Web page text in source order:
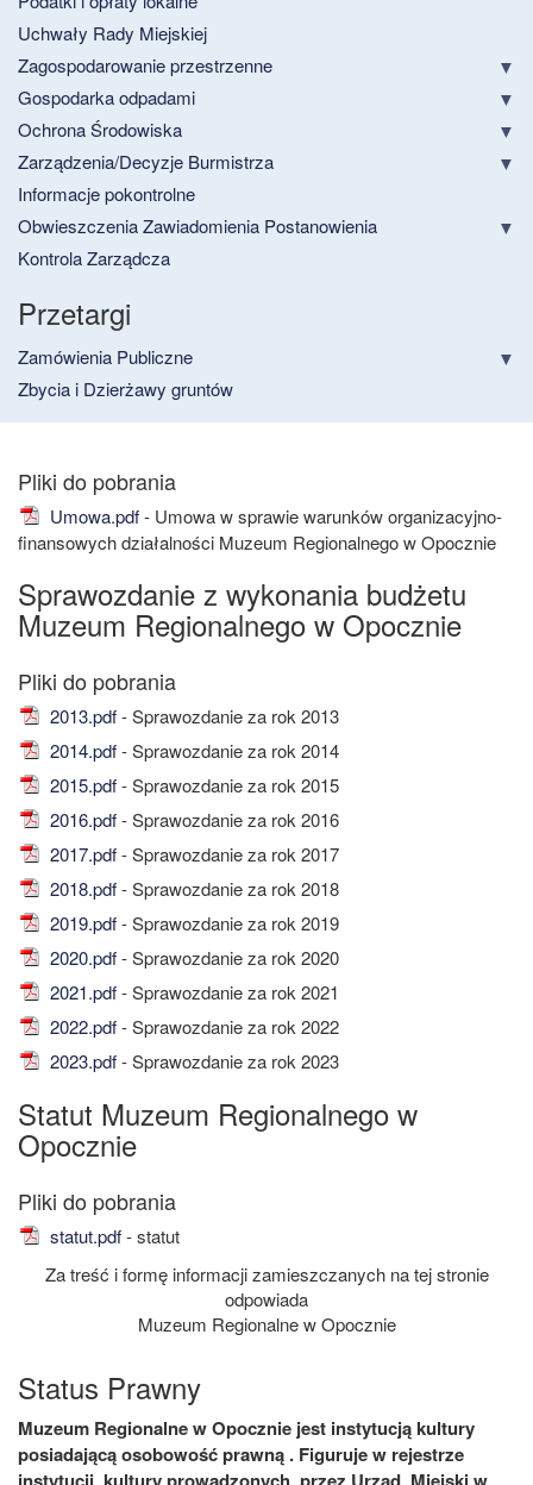
Uchwały Rady Miejskiej
Zagospodarowanie przestrzenne
Gospodarka odpadami
Ochrona Środowiska
Zarządzenia/Decyzje Burmistrza
Informacje pokontrolne
Obwieszczenia Zawiadomienia Postanowienia
Kontrola Zarządcza
Przetargi
Zamówienia Publiczne
Zbycia i Dzierżawy gruntów
Umowa.pdf- Umowa w sprawie warunków organizacyjno-
finansowych działalności Muzeum Regionalnego w Opocznie
Sprawozdanie z wykonania budżetu
Muzeum Regionalnego w Opocznie
2013.pdf- Sprawozdanie za rok 2013
2014.pdf- Sprawozdanie za rok 2014
2015.pdf- Sprawozdanie za rok 2015
2016.pdf- Sprawozdanie za rok 2016
2017.pdf- Sprawozdanie za rok 2017
2018.pdf- Sprawozdanie za rok 2018
2019.pdf- Sprawozdanie za rok 2019
2020.pdf- Sprawozdanie za rok 2020
2021.pdf- Sprawozdanie za rok 2021
2022.pdf- Sprawozdanie za rok 2022
2023.pdf- Sprawozdanie za rok 2023
Statut Muzeum Regionalnego w
Opocznie
statut.pdf- statut
Za treść i formę informacji zamieszczanych na tej stronie
odpowiada
Muzeum Regionalne w Opocznie
Status Prawny
Muzeum Regionalne w Opocznie jest instytucją kultury
posiadającą osobowość prawną . Figuruje w rejestrze
instytucji kultury prowadzonych przez Urząd Miejski w